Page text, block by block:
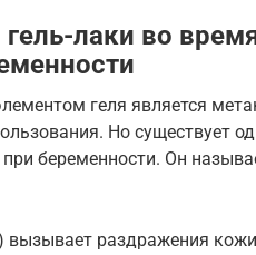
гель-лаки во
геля является
Но существует
при беременности. Он
раздражения